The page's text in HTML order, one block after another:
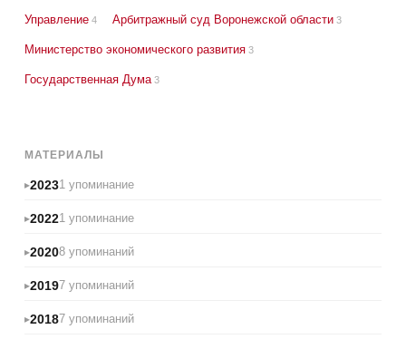
Управление 4 Арбитражный суд Воронежской области 3
Министерство экономического развития 3
Государственная Дума 3
МАТЕРИАЛЫ
20231 упоминание
20221 упоминание
20208 упоминаний
20197 упоминаний
20187 упоминаний